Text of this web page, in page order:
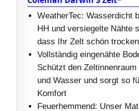
WeatherTec: Wasserdicht
HH und versiegelte Nähte
dass Ihr Zelt schön
Vollständig eingenähte
Schützt den
und Wasser und sorgt so
Komfort
Feuerhemmend: Unser